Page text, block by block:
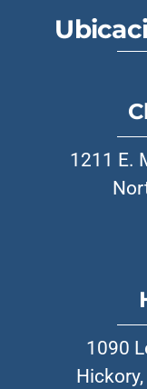
1211 E.
1090